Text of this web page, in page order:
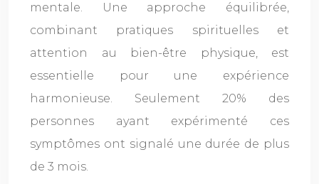
mentale. Une approche équilibrée,
combinant pratiques spirituelles et
attention au bien-être physique, est
essentielle pour une expérience
harmonieuse. Seulement 20% des
personnes ayant expérimenté ces
symptômes ont signalé une durée de plus
de 3 mois.